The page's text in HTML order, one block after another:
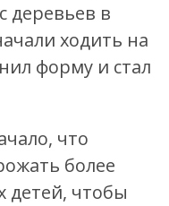
деревьев в
ходить на
форму и стал
что
более
детей, чтобы